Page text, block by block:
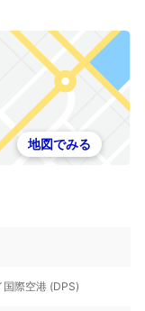
地図でみる
国際空港 (DPS)